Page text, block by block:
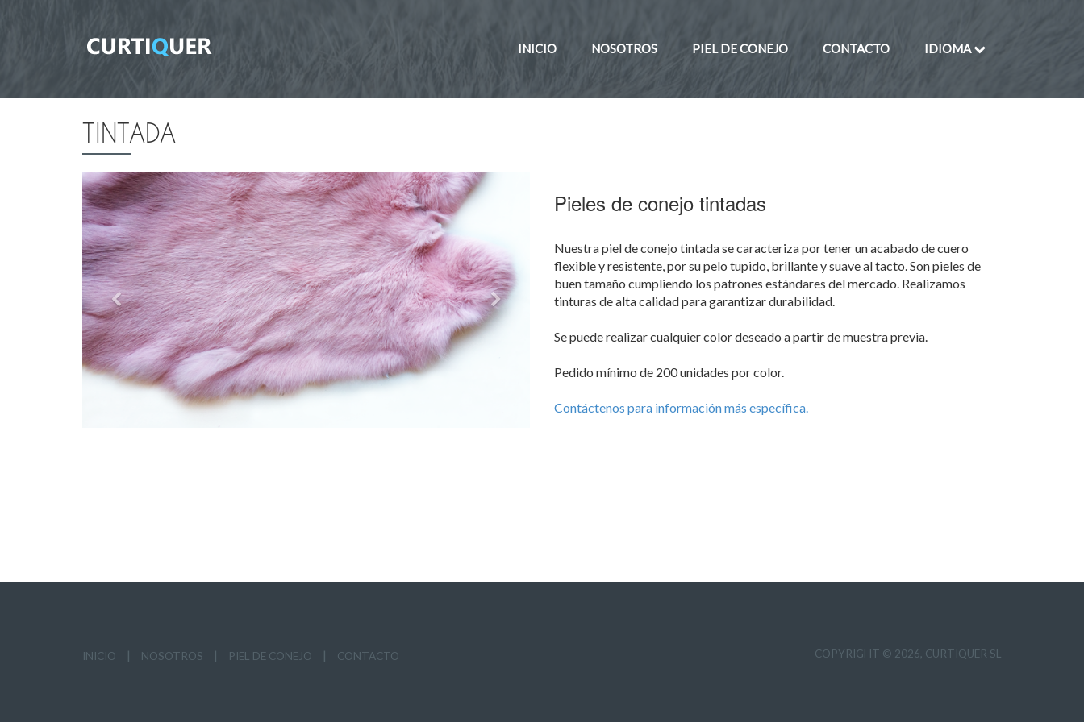
INICIO NOSOTROS PIEL DE CONEJO CONTACTO IDIOMA
TINTADA
Pieles de conejo tintadas
Nuestra piel de conejo tintada se caracteriza por tener un acabado de cuero
flexible y resistente, por su pelo tupido, brillante y suave al tacto. Son pieles de
buen tamaño cumpliendo los patrones estándares del mercado. Realizamos
tinturas de alta calidad para garantizar durabilidad.
Se puede realizar cualquier color deseado a partir de muestra previa.
Pedido mínimo de 200 unidades por color.
Contáctenos para información más específica.
INICIO | NOSOTROS | PIEL DE CONEJO | CONTACTO COPYRIGHT © 2026, CURTIQUER SL